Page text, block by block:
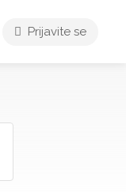
Prijavite se